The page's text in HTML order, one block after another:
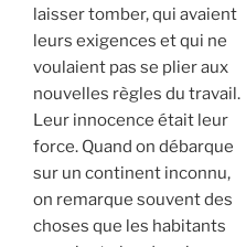
laisser tomber, qui avaient
leurs exigences et qui ne
voulaient pas se plier aux
nouvelles règles du travail.
Leur innocence était leur
force. Quand on débarque
sur un continent inconnu,
on remarque souvent des
choses que les habitants